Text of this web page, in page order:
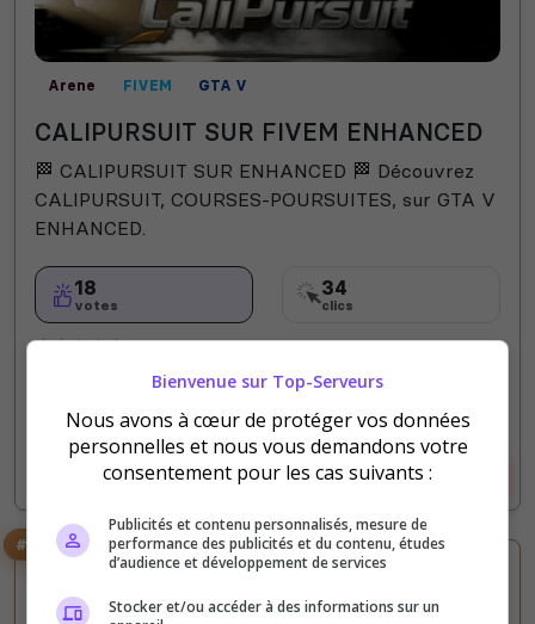
Arene FIVEM GTA V
CALIPURSUIT SUR FIVEM ENHANCED
🏁 CALIPURSUIT SUR ENHANCED 🏁 Découvrez
CALIPURSUIT, COURSES-POURSUITES, sur GTA V
ENHANCED.
18
votes
34
clics
Voir le serveur Voter
#3
Bienvenue sur Top-Serveurs
Nous avons à cœur de protéger vos données
personnelles et nous vous demandons votre
consentement pour les cas suivants :
Publicités et contenu personnalisés, mesure de
performance des publicités et du contenu, études
d’audience et développement de services
Stocker et/ou accéder à des informations sur un